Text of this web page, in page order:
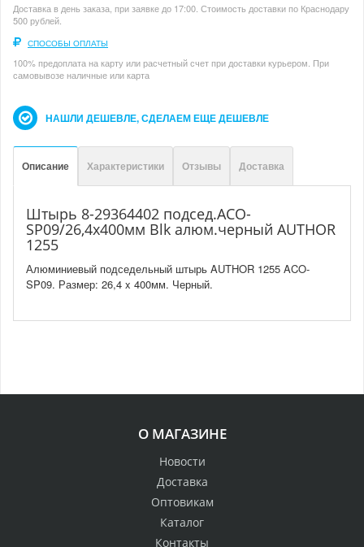
Доставка в день заказа, при заявке до 17:00. Стоимость доставки по Краснодару
500 рублей.
СПОСОБЫ ОПЛАТЫ
100% предоплата на карту или расчетный счет при доставки курьером. При
самовывозе наличные или карта
НАШЛИ ДЕШЕВЛЕ, СДЕЛАЕМ ЕЩЕ ДЕШЕВЛЕ
Описание Характеристики Отзывы Доставка
Штырь 8-29364402 подсед.ACO-
SP09/26,4x400мм Blk алюм.черный AUTHOR
1255
Алюминиевый подседельный штырь AUTHOR 1255 ACO-
SP09. Размер: 26,4 x 400мм. Черный.
О МАГАЗИНЕ
Новости
Доставка
Оптовикам
Каталог
Контакты